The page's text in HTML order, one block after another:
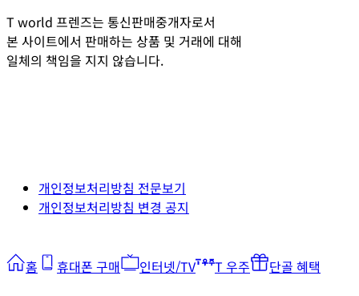
T world 프렌즈는 통신판매중개자로서
본 사이트에서 판매하는 상품 및 거래에 대해
일체의 책임을 지지 않습니다.
개인정보처리방침 전문보기
개인정보처리방침 변경 공지
홈 휴대폰 구매 인터넷/TV T 우주 단골 혜택